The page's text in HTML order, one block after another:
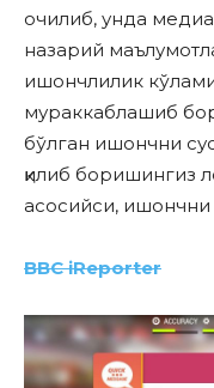
очилиб, унда
назарий
ишончлилик
мураккаблашиб
бўлган ишончни
қилиб боришингиз
асосийси, ишончни
BBC iReporter